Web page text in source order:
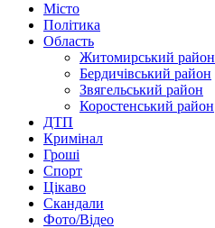
Місто
Політика
Область
Житомирський район
Бердичівський район
Звягельський район
Коростенський район
ДТП
Кримінал
Гроші
Спорт
Цікаво
Скандали
Фото/Відео